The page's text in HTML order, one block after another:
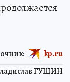
ГУЩИН
kp.ru